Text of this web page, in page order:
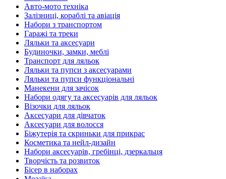
Авто-мото техніка
Залізниці, кораблі та авіація
Набори з транспортом
Гаражі та треки
Ляльки та аксесуари
Будиночки, замки, меблі
Транспорт для ляльок
Ляльки та пупси з аксесуарами
Ляльки та пупси функціональні
Манекени для зачісок
Набори одягу та аксесуарів для ляльок
Візочки для ляльок
Аксесуари для дівчаток
Аксесуари для волосся
Біжутерія та скриньки для прикрас
Косметика та нейл-дизайн
Набори аксесуарів, гребінці, дзеркальця
Творчість та розвиток
Бісер в наборах